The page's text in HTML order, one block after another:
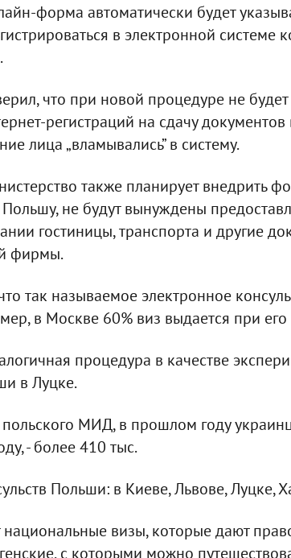
форма автоматически будет
в электронной системе
что при новой процедуре не
регистраций на сдачу документов
лица „вламывались” в систему.
также планирует внедрить
не будут вынуждены
гостиницы, транспорта и другие
фирмы.
так называемое электронное
в Москве 60% виз выдается при
процедура в качестве
в Луцке.
МИД, в прошлом году
- более 410 тыс.
Польши: в Киеве, Львове, Луцке,
визы, которые дают
с которыми можно